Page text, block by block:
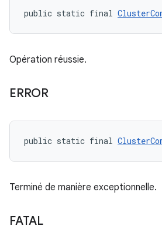
public static final
Opération réussie.
ERROR
public static final
Terminé de manière exceptionnelle.
FATAL